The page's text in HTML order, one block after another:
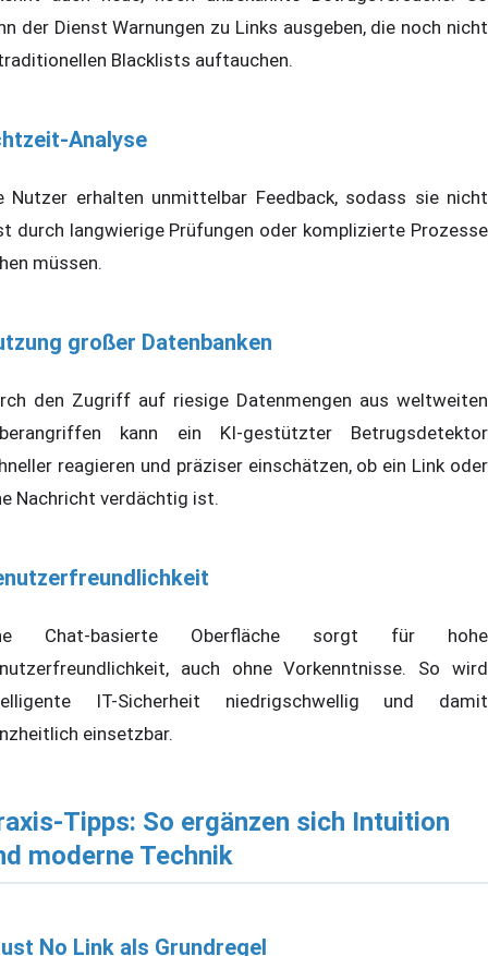
der Dienst Warnungen zu Links ausgeben, die noch nicht
Blacklists auftauchen.
Analyse
Nutzer erhalten unmittelbar Feedback, sodass sie nicht
durch langwierige Prüfungen oder komplizierte Prozesse
müssen.
großer Datenbanken
den Zugriff auf riesige Datenmengen aus weltweiten
kann ein KI-gestützter Betrugsdetektor
reagieren und präziser einschätzen, ob ein Link oder
Nachricht verdächtig ist.
Chat-basierte Oberfläche sorgt für hohe
auch ohne Vorkenntnisse. So wird
IT-Sicherheit niedrigschwellig und damit
einsetzbar.
Tipps: So ergänzen sich Intuition
moderne Technik
No Link als Grundregel